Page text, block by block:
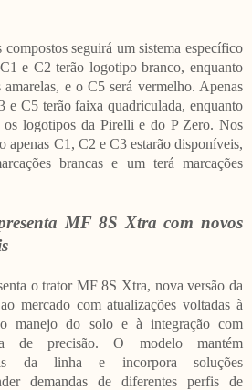
seguirá um sistema específico
e C2 terão logotipo branco, enquanto
e o C5 será vermelho. Apenas
e C5 terão faixa quadriculada, enquanto
os logotipos da Pirelli e do P Zero. Nos
apenas C1, C2 e C3 estarão disponíveis,
brancas e um terá marcações
MF 8S Xtra com novos
o trator MF 8S Xtra, nova versão da
mercado com atualizações voltadas à
manejo do solo e à integração com
de precisão. O modelo mantém
da linha e incorpora soluções
demandas de diferentes perfis de